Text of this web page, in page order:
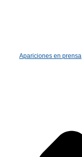
Apariciones en prensa